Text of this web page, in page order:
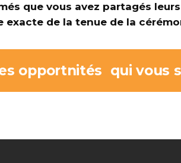
que vous avez partagés
exacte de la tenue de la
opportnités qui vous